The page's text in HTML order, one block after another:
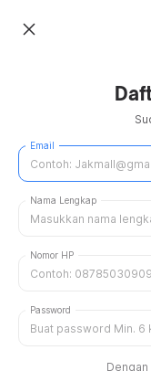
close
Email
Nama Lengkap
Nomor HP
Password